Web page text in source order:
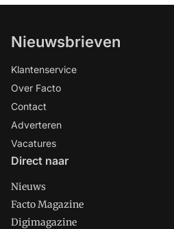
Nieuwsbrieven
Klantenservice
Over Facto
Contact
Adverteren
Vacatures
Direct naar
Nieuws
Facto Magazine
Digimagazine